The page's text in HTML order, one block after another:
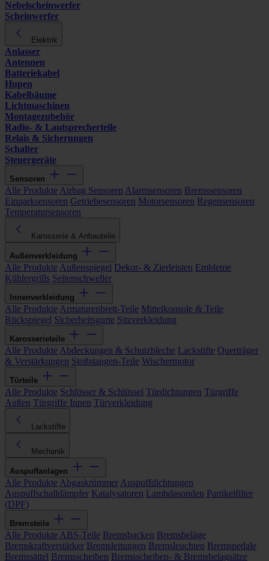
Nebelscheinwerfer
Scheinwerfer
Elektrik
Anlasser
Antennen
Batteriekabel
Hupen
Kabelbäume
Lichtmaschinen
Montagezubehör
Radio- & Lautsprecherteile
Relais & Sicherungen
Schalter
Steuergeräte
Sensoren
Alle Produkte Airbag Sensoren Alarmsensoren Bremssensoren
Einparksensoren Getriebesensoren Motorsensoren Regensensoren
Temperatursensoren
Karosserie & Anbauteile
Außenverkleidung
Alle Produkte Außenspiegel Dekor- & Zierleisten Embleme
Kühlergrills Seitenschweller
Innenverkleidung
Alle Produkte Armaturenbrett-Teile Mittelkonsole & Teile
Rückspiegel Sicherheitsgurte Sitzverkleidung
Karosserieteile
Alle Produkte Abdeckungen & Schutzbleche Lackstifte Querträger
& Verstärkungen Stoßstangen-Teile Wischermotor
Türteile
Alle Produkte Schlösser & Schlüssel Türdichtungen Türgriffe
Außen Türgriffe Innen Türverkleidung
Lackstifte
Mechanik
Auspuffanlagen
Alle Produkte Abgaskrümmer Auspuffdichtungen
Auspuffschalldämpfer Katalysatoren Lambdasonden Partikelfilter
(DPF)
Bremsteile
Alle Produkte ABS-Teile Bremsbacken Bremsbeläge
Bremskraftverstärker Bremsleitungen Bremsleuchten Bremspedale
Bremssättel Bremsscheiben Bremsscheiben- & Bremsbelagsätze